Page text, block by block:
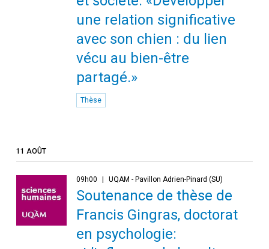
une relation significative
avec son chien : du lien
vécu au bien-être
partagé.»
Thèse
11 AOÛT
09h00 UQAM - Pavillon Adrien-Pinard (SU)
Soutenance de thèse de
Francis Gingras, doctorat
en psychologie: